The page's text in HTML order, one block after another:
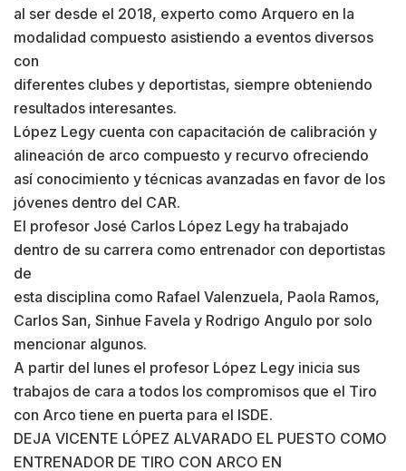
al ser desde el 2018, experto como Arquero en la
modalidad compuesto asistiendo a eventos diversos
con
diferentes clubes y deportistas, siempre obteniendo
resultados interesantes.
López Legy cuenta con capacitación de calibración y
alineación de arco compuesto y recurvo ofreciendo
así conocimiento y técnicas avanzadas en favor de los
jóvenes dentro del CAR.
El profesor José Carlos López Legy ha trabajado
dentro de su carrera como entrenador con deportistas
de
esta disciplina como Rafael Valenzuela, Paola Ramos,
Carlos San, Sinhue Favela y Rodrigo Angulo por solo
mencionar algunos.
A partir del lunes el profesor López Legy inicia sus
trabajos de cara a todos los compromisos que el Tiro
con Arco tiene en puerta para el ISDE.
DEJA VICENTE LÓPEZ ALVARADO EL PUESTO COMO
ENTRENADOR DE TIRO CON ARCO EN